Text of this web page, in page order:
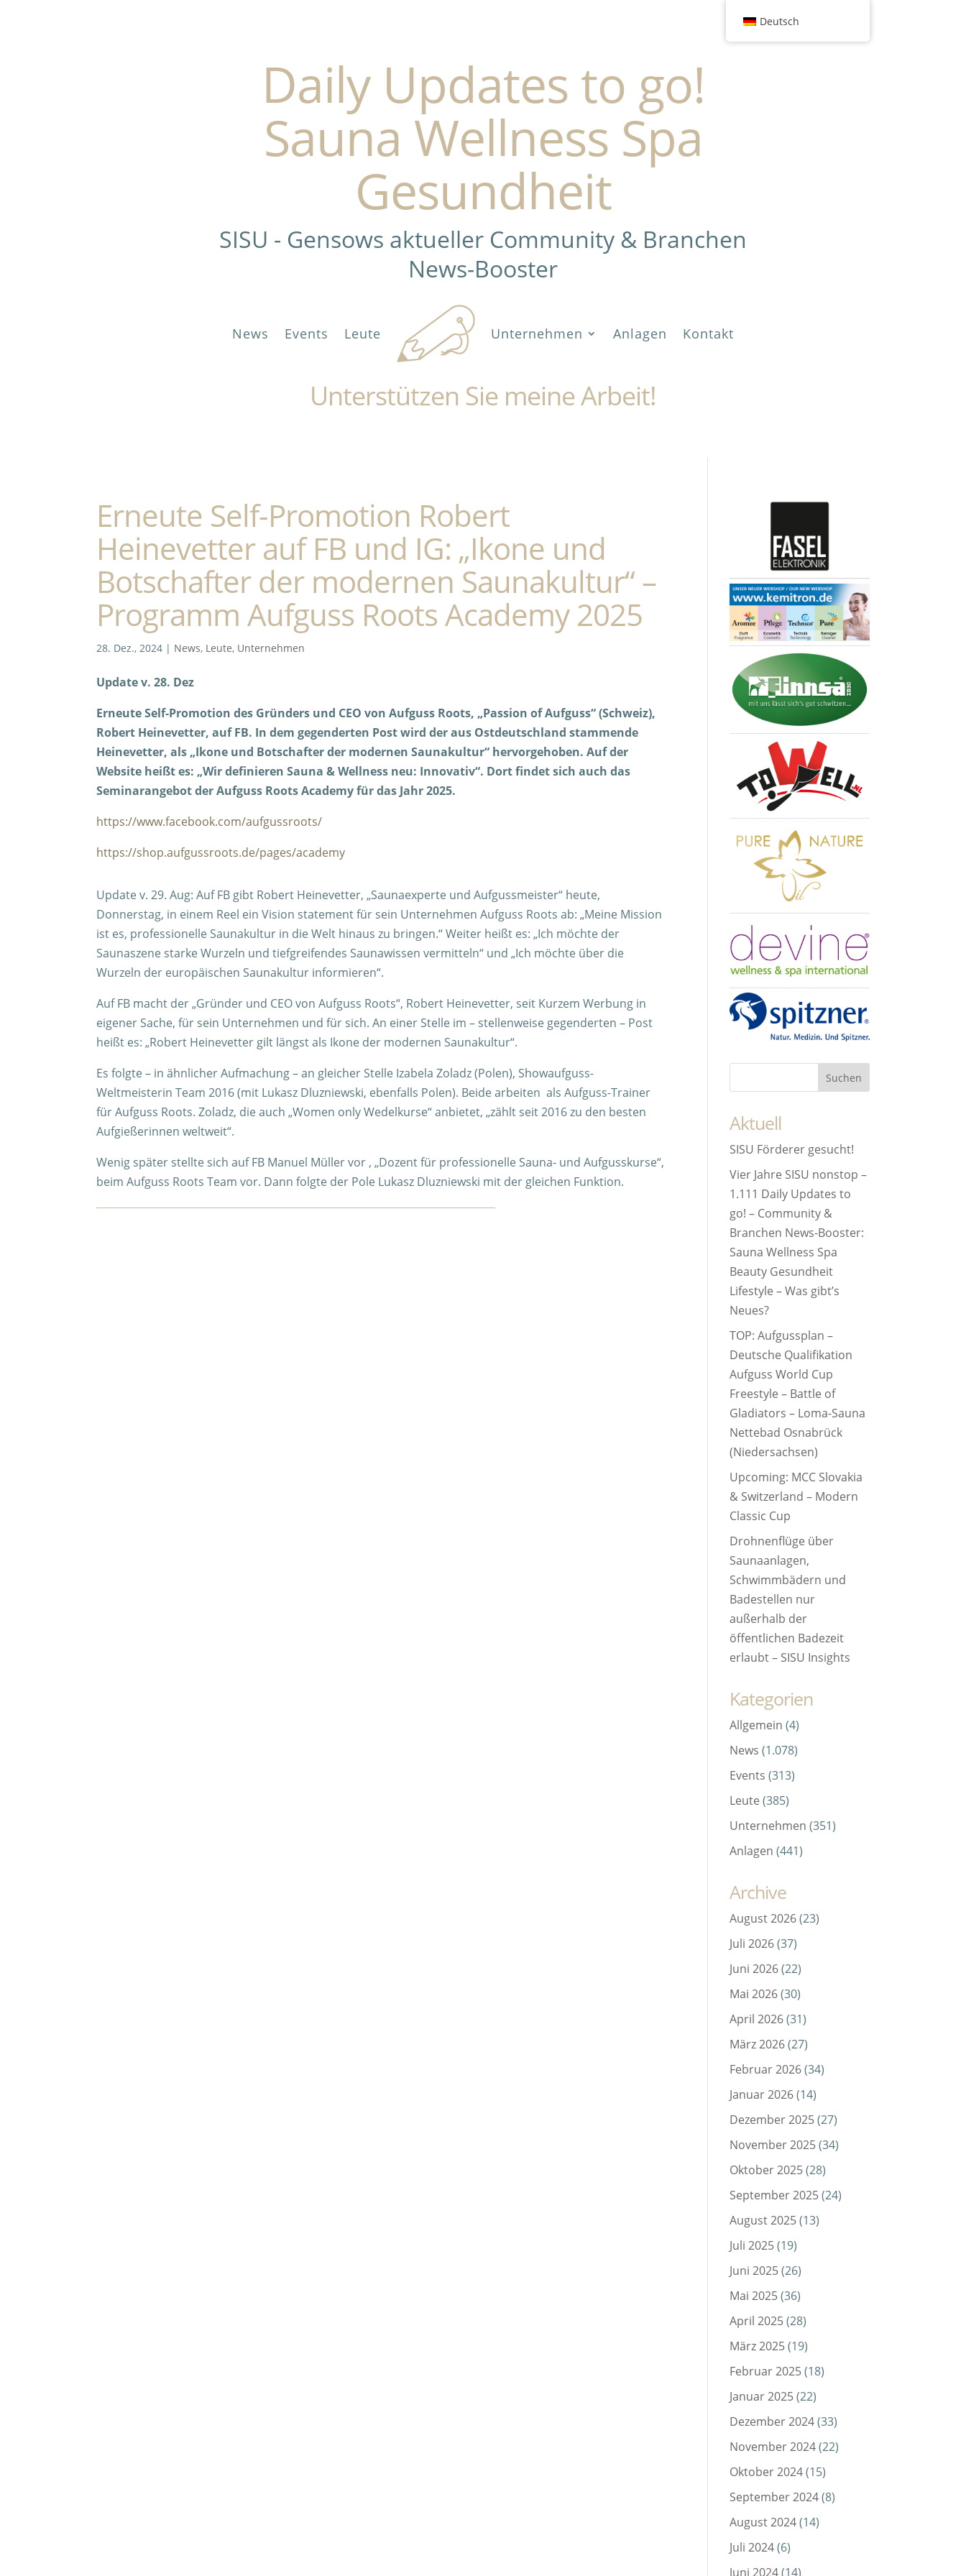
Daily Updates to go!
Sauna Wellness Spa
Gesundheit
SISU - Gensows aktueller Community & Branchen
News-Booster
News Events Leute Unternehmen Anlagen Kontakt
Unterstützen Sie meine Arbeit!
Erneute Self-Promotion Robert
Heinevetter auf FB und IG: „Ikone und
Botschafter der modernen Saunakultur“ –
Programm Aufguss Roots Academy 2025
28. Dez., 2024 | News, Leute, Unternehmen
Update v. 28. Dez
Erneute Self-Promotion des Gründers und CEO von Aufguss Roots, „Passion of Aufguss“ (Schweiz),
Robert Heinevetter, auf FB. In dem gegenderten Post wird der aus Ostdeutschland stammende
Heinevetter, als „Ikone und Botschafter der modernen Saunakultur“ hervorgehoben. Auf der
Website heißt es: „Wir definieren Sauna & Wellness neu: Innovativ“. Dort findet sich auch das
Seminarangebot der Aufguss Roots Academy für das Jahr 2025.
https://www.facebook.com/aufgussroots/
https://shop.aufgussroots.de/pages/academy
Update v. 29. Aug: Auf FB gibt Robert Heinevetter, „Saunaexperte und Aufgussmeister“ heute,
Donnerstag, in einem Reel ein Vision statement für sein Unternehmen Aufguss Roots ab: „Meine Mission
ist es, professionelle Saunakultur in die Welt hinaus zu bringen.“ Weiter heißt es: „Ich möchte der
Saunaszene starke Wurzeln und tiefgreifendes Saunawissen vermitteln“ und „Ich möchte über die
Wurzeln der europäischen Saunakultur informieren“.
Auf FB macht der „Gründer und CEO von Aufguss Roots“, Robert Heinevetter, seit Kurzem Werbung in
eigener Sache, für sein Unternehmen und für sich. An einer Stelle im – stellenweise gegenderten – Post
heißt es: „Robert Heinevetter gilt längst als Ikone der modernen Saunakultur“.
Es folgte – in ähnlicher Aufmachung – an gleicher Stelle Izabela Zoladz (Polen), Showaufguss-
Weltmeisterin Team 2016 (mit Lukasz Dluzniewski, ebenfalls Polen). Beide arbeiten als Aufguss-Trainer
für Aufguss Roots. Zoladz, die auch „Women only Wedelkurse“ anbietet, „zählt seit 2016 zu den besten
Aufgießerinnen weltweit“.
Wenig später stellte sich auf FB Manuel Müller vor , „Dozent für professionelle Sauna- und Aufgusskurse“,
beim Aufguss Roots Team vor. Dann folgte der Pole Lukasz Dluzniewski mit der gleichen Funktion.
Aktuell
SISU Förderer gesucht!
Vier Jahre SISU nonstop –
1.111 Daily Updates to
go! – Community &
Branchen News-Booster:
Sauna Wellness Spa
Beauty Gesundheit
Lifestyle – Was gibt’s
Neues?
TOP: Aufgussplan –
Deutsche Qualifikation
Aufguss World Cup
Freestyle – Battle of
Gladiators – Loma-Sauna
Nettebad Osnabrück
(Niedersachsen)
Upcoming: MCC Slovakia
& Switzerland – Modern
Classic Cup
Drohnenflüge über
Saunaanlagen,
Schwimmbädern und
Badestellen nur
außerhalb der
öffentlichen Badezeit
erlaubt – SISU Insights
Kategorien
Allgemein (4)
News (1.078)
Events (313)
Leute (385)
Unternehmen (351)
Anlagen (441)
Archive
August 2026(23)
Juli 2026(37)
Juni 2026(22)
Mai 2026(30)
April 2026(31)
März 2026(27)
Februar 2026(34)
Januar 2026(14)
Dezember 2025(27)
November 2025(34)
Oktober 2025(28)
September 2025(24)
August 2025(13)
Juli 2025(19)
Juni 2025(26)
Mai 2025(36)
April 2025(28)
März 2025(19)
Februar 2025(18)
Januar 2025(22)
Dezember 2024(33)
November 2024(22)
Oktober 2024(15)
September 2024(8)
August 2024(14)
Juli 2024(6)
Juni 2024(14)
Deutsch